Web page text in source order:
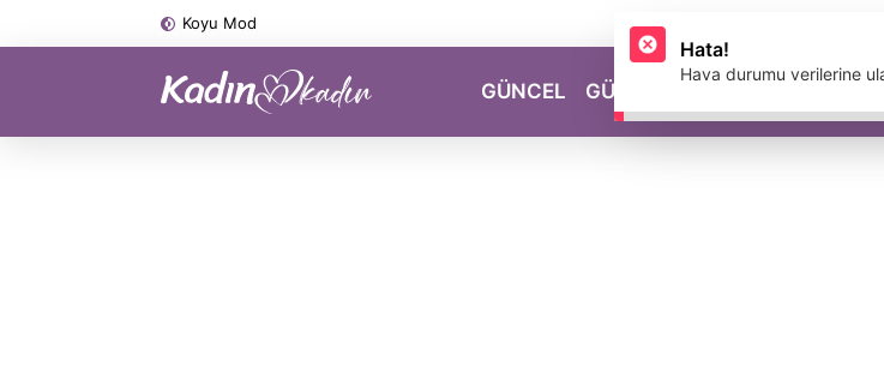
Koyu Mod
GÜNCEL GÜZELLİK